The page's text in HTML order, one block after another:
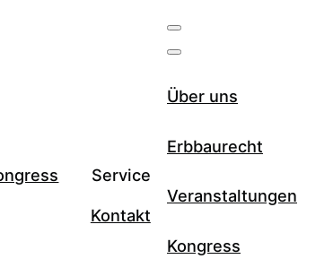
Service
Kontakt
Über uns
Erbbaurecht
Veranstaltungen
Kongress